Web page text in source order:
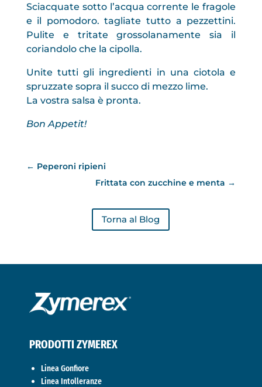
Sciacquate sotto l’acqua corrente le fragole
e il pomodoro. tagliate tutto a pezzettini.
Pulite e tritate grossolanamente sia il
coriandolo che la cipolla.
Unite tutti gli ingredienti in una ciotola e
spruzzate sopra il succo di mezzo lime.
La vostra salsa è pronta.
Bon Appetit!
← Peperoni ripieni
Frittata con zucchine e menta →
Torna al Blog
PRODOTTI ZYMEREX
Linea Gonfiore
Linea Intolleranze